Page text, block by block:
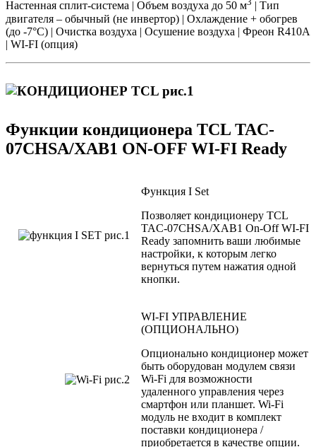
Настенная сплит-система | Объем воздуха до 50 м
| Тип
двигателя – обычный (не инвертор) | Охлаждение + обогрев
(до -7°С) | Очистка воздуха | Осушение воздуха | Фреон R410А
| WI-FI (опция)
Функции кондиционера TCL TAC-
07CHSA/XAB1 ON-OFF WI-FI Ready
Функция I Set
Позволяет кондиционеру TCL
TAC-07CHSA/XAB1 On-Off WI-FI
Ready запомнить ваши любимые
настройки, к которым легко
вернуться путем нажатия одной
кнопки.
WI-FI УПРАВЛЕНИЕ
(ОПЦИОНАЛЬНО)
Опционально кондиционер может
быть оборудован модулем связи
Wi-Fi для возможности
удаленного управления через
смартфон или планшет. Wi-Fi
модуль не входит в комплект
поставки кондиционера /
приобретается в качестве опции.